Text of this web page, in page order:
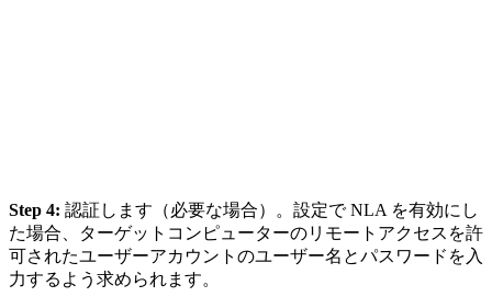
Step 4: 認証します（必要な場合）。設定で NLA を有効にし
た場合、ターゲットコンピューターのリモートアクセスを許
可されたユーザーアカウントのユーザー名とパスワードを入
力するよう求められます。